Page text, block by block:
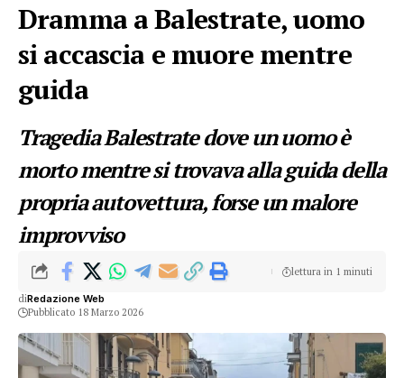
Dramma a Balestrate, uomo
si accascia e muore mentre
guida
Tragedia Balestrate dove un uomo è
morto mentre si trovava alla guida della
propria autovettura, forse un malore
improvviso
diRedazione Web
Pubblicato 18 Marzo 2026
lettura in 1 minuti